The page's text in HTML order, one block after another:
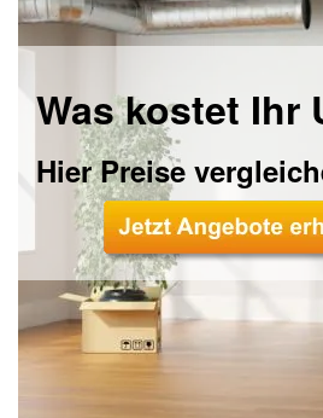
Was kostet Ihr
Hier Preise